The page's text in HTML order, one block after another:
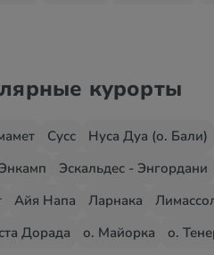
курорты
Сусс Нуса Дуа (о. Бали)
Энкамп Эскальдес - Энгордани
Айя Напа Ларнака
Дорада о. Майорка о.